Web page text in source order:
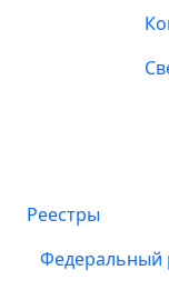
Реестры
Федеральный